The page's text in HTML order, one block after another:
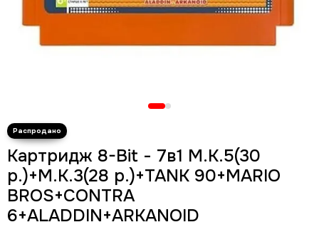
Картридж 8-Bit - 7в1 М.К.5(30
р.)+M.K.3(28 p.)+TANK 90+MARIO
BROS+CONTRA
6+ALADDIN+ARKANOID